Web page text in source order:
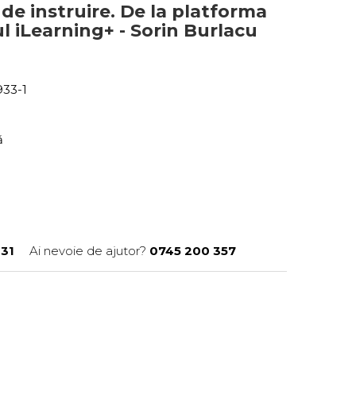
instruire. De la platforma
iLearning+ - Sorin Burlacu
1
Ai nevoie de ajutor? 0745 200 357